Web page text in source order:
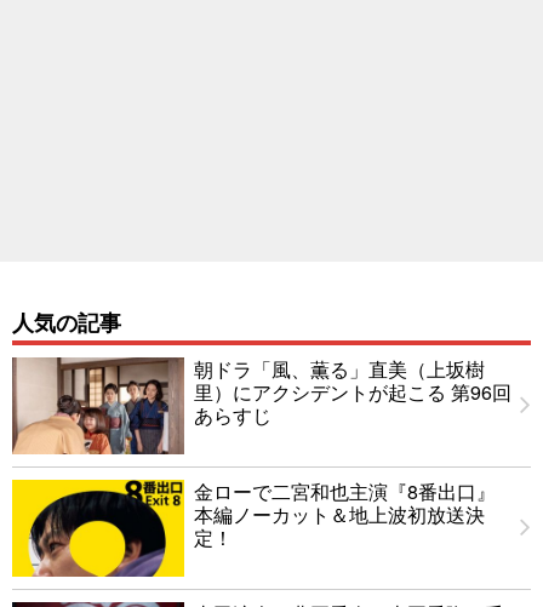
人気の記事
朝ドラ「風、薫る」直美（上坂樹
里）にアクシデントが起こる 第96回
あらすじ
金ローで二宮和也主演『8番出口』
本編ノーカット＆地上波初放送決
定！